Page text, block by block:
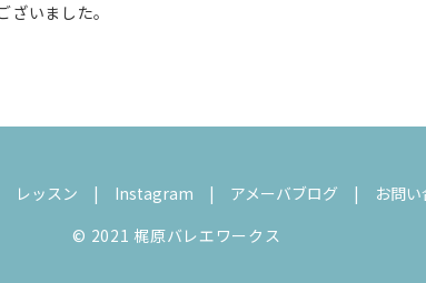
いました。
レッスン Instagram アメーバブログ お問
© 2021 梶原バレエワークス